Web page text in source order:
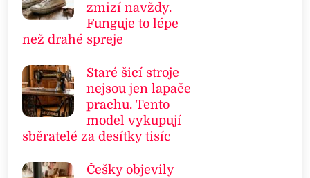
zmizí navždy.
Funguje to lépe
než drahé spreje
Staré šicí stroje
nejsou jen lapače
prachu. Tento
model vykupují
sběratelé za desítky tisíc
Češky objevily